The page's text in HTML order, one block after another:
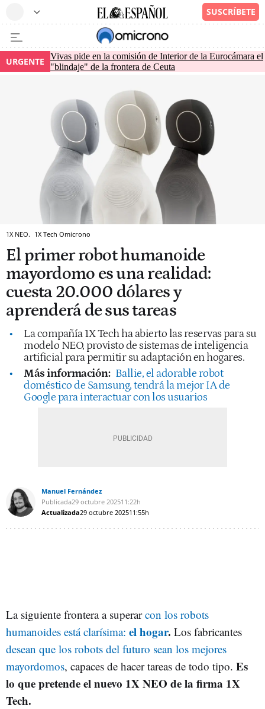
URGENTE
Vivas pide en la comisión de Interior de la Eurocámara el
"blindaje" de la frontera de Ceuta
1X NEO. 1X Tech Omicrono
El primer robot humanoide
mayordomo es una realidad:
cuesta 20.000 dólares y
aprenderá de sus tareas
La compañía 1X Tech ha abierto las reservas para su
modelo NEO, provisto de sistemas de inteligencia
artificial para permitir su adaptación en hogares.
Más información: Ballie, el adorable robot
doméstico de Samsung, tendrá la mejor IA de
Google para interactuar con los usuarios
Manuel Fernández
Publicada29 octubre 202511:22h
Actualizada29 octubre 202511:55h
La siguiente frontera a superarcon los robots
humanoides está clarísima: el hogar. Los fabricantes
desean que los robots del futuro sean los mejores
mayordomos, capaces de hacer tareas de todo tipo. Es
lo que pretende el nuevo 1X NEO de la firma 1X
Tech.